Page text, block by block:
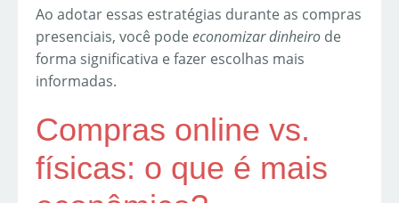
Ao adotar essas estratégias durante as compras
presenciais, você podeeconomizar dinheiro de
forma significativa e fazer escolhas mais
informadas.
Compras online vs.
físicas: o que é mais